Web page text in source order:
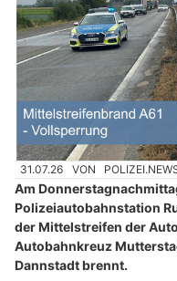
31.07.26 VON
Am
Polizeiautobahnstation
der Mittelstreifen der
Autobahnkreuz
Dannstadt brennt.